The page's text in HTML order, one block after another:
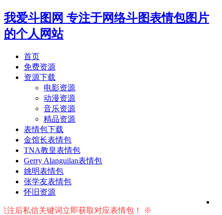
我爱斗图网 专注于网络斗图表情包图片
的个人网站
首页
免费资源
资源下载
电影资源
动漫资源
音乐资源
精品资源
表情包下载
金馆长表情包
TNA教皇表情包
Gerry Alanguilan表情包
姚明表情包
张学友表情包
怀旧资源
私信关键词立即获取对应表情包！ ※ 友情提示：右上角输入